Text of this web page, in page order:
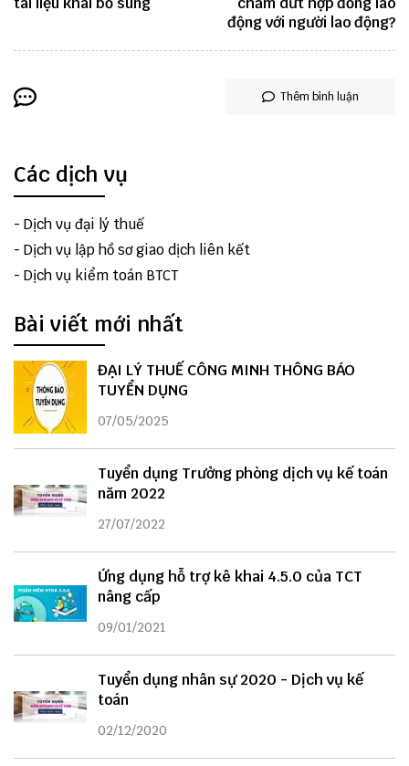
động với người lao động?
Thêm bình luận
Các dịch vụ
- Dịch vụ đại lý thuế
- Dịch vụ lập hồ sơ giao dịch liên kết
- Dịch vụ kiểm toán BTCT
Bài viết mới nhất
ĐẠI LÝ THUẾ CÔNG MINH THÔNG BÁO
TUYỂN DỤNG
07/05/2025
Tuyển dụng Trưởng phòng dịch vụ kế toán
năm 2022
27/07/2022
Ứng dụng hỗ trợ kê khai 4.5.0 của TCT
nâng cấp
09/01/2021
Tuyển dụng nhân sự 2020 - Dịch vụ kế
toán
02/12/2020